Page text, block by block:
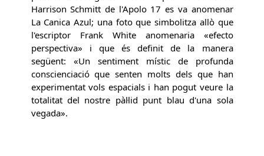
Harrison Schmitt de l'Apolo 17 es va anomenar
La Canica Azul; una foto que simbolitza allò que
l'escriptor Frank White anomenaria «efecto
perspectiva» i que és definit de la manera
següent: «Un sentiment místic de profunda
conscienciació que senten molts dels que han
experimentat vols espacials i han pogut veure la
totalitat del nostre pàl·lid punt blau d'una sola
vegada».